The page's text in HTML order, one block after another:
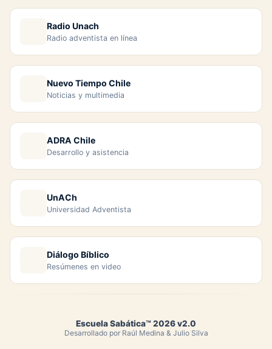
Radio Unach
Radio adventista en línea
Nuevo Tiempo Chile
Noticias y multimedia
ADRA Chile
Desarrollo y asistencia
UnACh
Universidad Adventista
Diálogo Bíblico
Resúmenes en video
Escuela Sabática™ 2026 v2.0
Desarrollado por Raúl Medina & Julio Silva